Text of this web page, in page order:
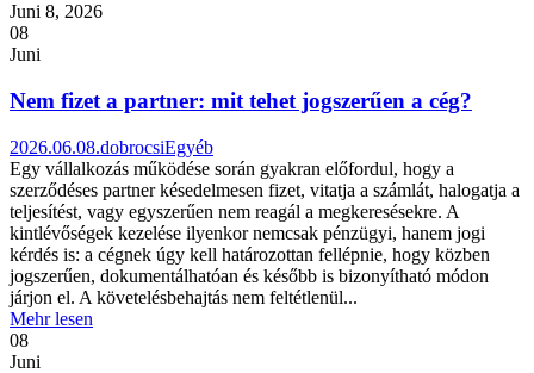
Juni 8, 2026
08
Juni
Nem fizet a partner: mit tehet jogszerűen a cég?
2026.06.08.dobrocsiEgyéb
Egy vállalkozás működése során gyakran előfordul, hogy a
szerződéses partner késedelmesen fizet, vitatja a számlát, halogatja a
teljesítést, vagy egyszerűen nem reagál a megkeresésekre. A
kintlévőségek kezelése ilyenkor nemcsak pénzügyi, hanem jogi
kérdés is: a cégnek úgy kell határozottan fellépnie, hogy közben
jogszerűen, dokumentálhatóan és később is bizonyítható módon
járjon el. A követelésbehajtás nem feltétlenül...
Mehr lesen
08
Juni